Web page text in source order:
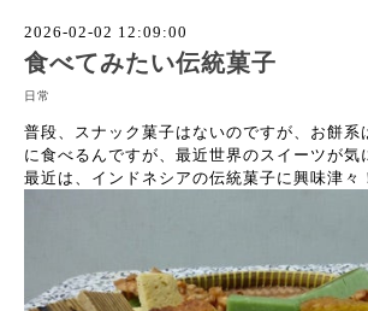
2026-02-02 12:09:00
食べてみたい伝統菓子
日常
普段、スナック菓子はないのですが、お餅系
に食べるんですが、最近世界のスイーツが気
最近は、インドネシアの伝統菓子に興味津々